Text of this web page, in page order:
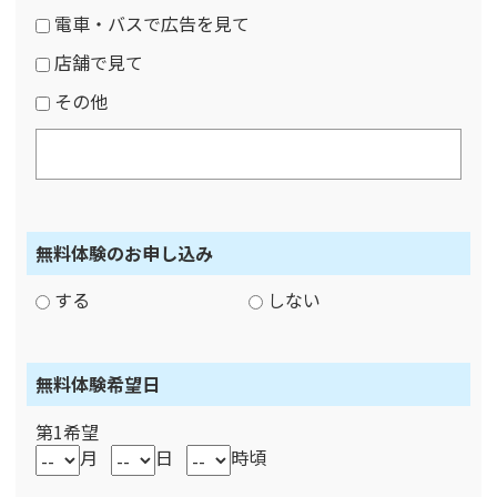
電車・バスで広告を見て
店舗で見て
その他
無料体験のお申し込み
する
しない
無料体験希望日
第1希望
月
日 時頃